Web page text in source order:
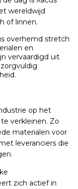
wereldwijd
of linnen.
overhemd stretch
en
vervaardigd uit
op het
verkleinen. Zo
materialen voor
leveranciers die
zich actief in